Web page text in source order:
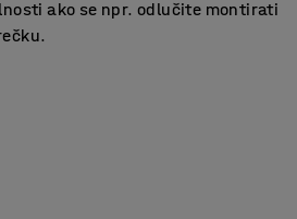
ako se npr. odlučite montirati